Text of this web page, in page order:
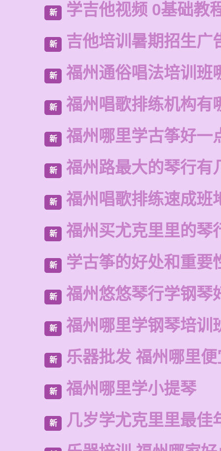
新 学吉他视频 0基础教
新 吉他培训暑期招生广
新 福州通俗唱法培训班
新 福州唱歌排练机构有
新 福州哪里学古筝好一
新 福州路最大的琴行有
新 福州唱歌排练速成班
新 福州买尤克里里的琴
新 学古筝的好处和重要
新 福州悠悠琴行学钢琴
新 福州哪里学钢琴培训
新 乐器批发 福州哪里便
新 福州哪里学小提琴
新 几岁学尤克里里最佳